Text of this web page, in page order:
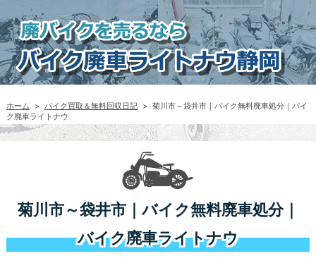
ホーム > バイク買取＆無料回収日記 > 菊川市～袋井市｜バイク無料廃車処分｜バイ
ク廃車ライトナウ
菊川市～袋井市｜バイク無料廃車処分｜
バイク廃車ライトナウ